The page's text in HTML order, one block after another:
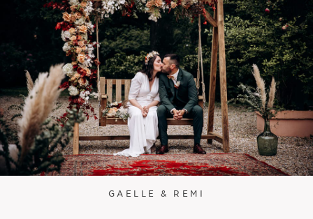
GAELLE & REMI